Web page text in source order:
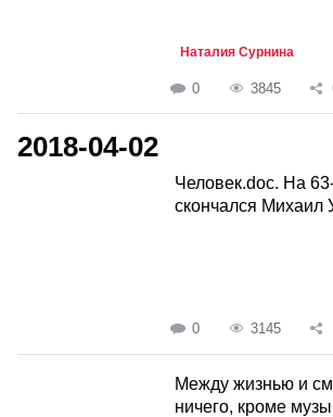
Наталия Сурнина
0 3845
2018-04-02
Человек.doc. На
скончался Михаил
0 3145
Между жизнью и
ничего, кроме